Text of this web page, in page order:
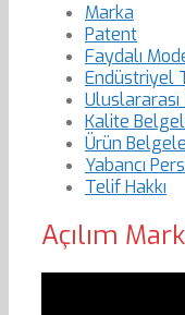
Marka
Patent
Faydalı
Endüstriyel
Kalite
Ürün
Yabancı
Telif Hakkı
Açılım